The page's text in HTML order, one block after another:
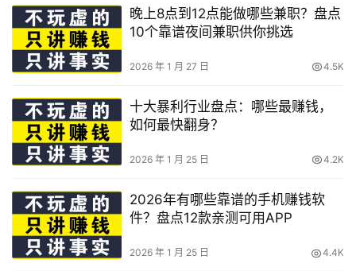
晚上8点到12点能做哪些兼职？盘点
10个靠谱夜间兼职供你挑选
2026 年 1 月 27 日 4.5K
十大暴利行业盘点：哪些最赚钱，
如何最快翻身？
2026 年 1 月 25 日 4.2K
2026年有哪些靠谱的手机赚钱软
件？盘点12款亲测可用APP
2026 年 1 月 25 日 4.4K